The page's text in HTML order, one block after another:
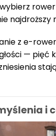
najdroższy
z e-
— pięć
i